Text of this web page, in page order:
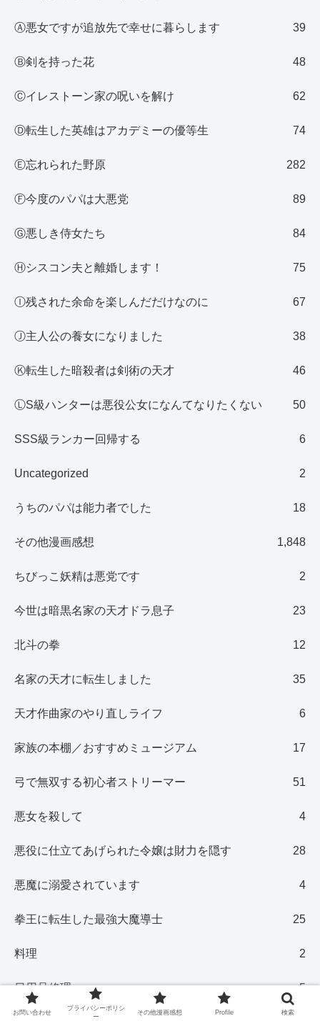
Ⓐ悪女ですが追放先で幸せに暮らします 39
Ⓑ剣を持った花 48
Ⓒイレストーン家の呪いを解け 62
Ⓓ転生した英雄はアカデミーの優等生 74
Ⓔ忘れられた野原 282
Ⓕ今度のパパは大悪党 89
Ⓖ悪しき侍女たち 84
Ⓗシスコン夫と離婚します！ 75
Ⓘ残された余命を楽しんだだけなのに 67
Ⓙ主人公の養女になりました 38
Ⓚ転生した暗殺者は剣術の天才 46
ⓁS級ハンターは悪役公女になんてなりたくない 50
SSS級ランカー回帰する 6
Uncategorized 2
うちのパパは能力者でした 18
その他漫画感想 1,848
ちびっこ妖精は悪党です 2
今世は暗黒名家の天才ドラ息子 23
北斗の拳 12
名家の天才に転生しました 35
天才作曲家のやり直しライフ 6
家族の本棚／おすすめミュージアム 17
弓で無双する初心者ストリーマー 51
悪女を殺して 4
悪役に仕立てあげられた令嬢は財力を隠す 28
悪魔に溺愛されています 4
拳王に転生した最強大魔導士 25
料理 2
日用品修理 5
お問い合わせ
プライバシーポリシ
ー
その他漫画感想 Profile 検索